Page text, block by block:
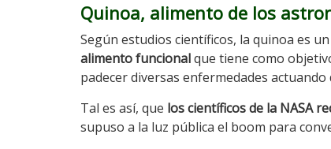
Quinoa, alimento de los
Según estudios científicos, la quinoa es
alimento funcionalque tiene como
padecer diversas enfermedades actuando
Tal es así, que los científicos de la NASA
supuso a la luz pública el boom para